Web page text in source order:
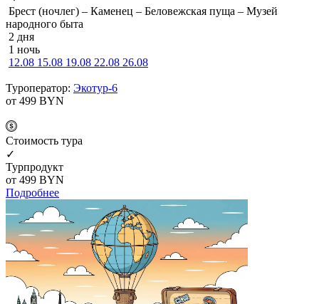
Брест (ночлег) – Каменец – Беловежская пуща – Музей
народного быта
2 дня
1 ночь
12.08 15.08 19.08 22.08 26.08
Туроператор: Экотур-6
от 499 BYN
Cтоимость тура
✓
Турпродукт
от 499 BYN
Подробнее